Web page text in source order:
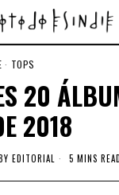
· TOPS
20
2018
EDITORIAL 5 MINS READ